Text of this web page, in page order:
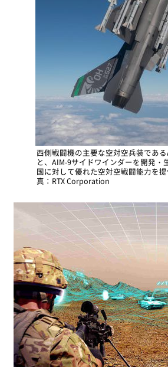
西側戦闘機の主要な空対空兵装である
と、AIM-9サイドワインダーを開発・
国に対して優れた空対空戦闘能力を
真：RTX Corporation